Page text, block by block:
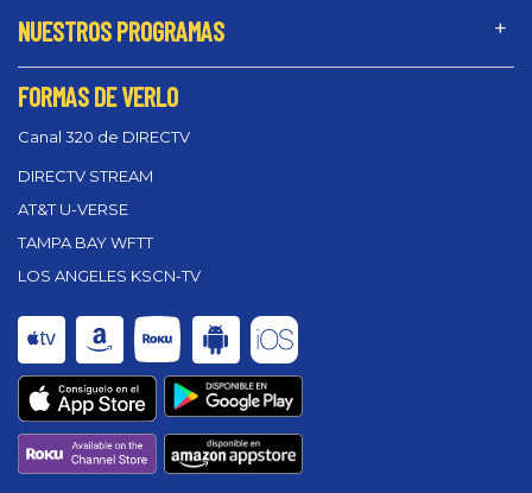
NUESTROS PROGRAMAS
FORMAS DE VERLO
Canal 320 de DIRECTV
DIRECTV STREAM
AT&T U-VERSE
TAMPA BAY WFTT
LOS ANGELES KSCN-TV